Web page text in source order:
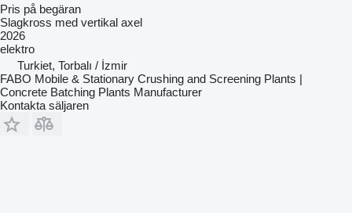
Pris på begäran
Slagkross med vertikal axel
2026
elektro
Turkiet, Torbalı / İzmir
FABO Mobile & Stationary Crushing and Screening Plants |
Concrete Batching Plants Manufacturer
Kontakta säljaren